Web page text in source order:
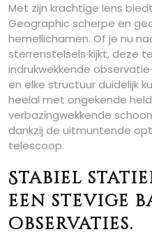
Met zijn krachtige lens
Geographic scherpe en
hemellichamen. Of je nu
sterrenstelsels kijkt, deze
indrukwekkende
en elke structuur duidelijk
heelal met ongekende
verbazingwekkende
dankzij de uitmuntende
telescoop.
Stabiel
een stevige
observaties.